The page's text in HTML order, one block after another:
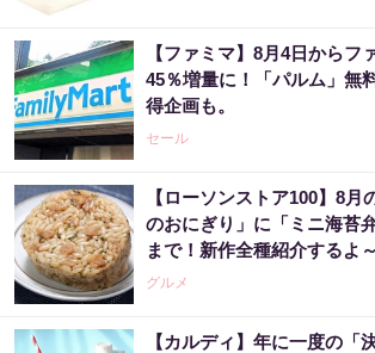
【ファミマ】8月4日からフ
45％増量に！「パルム」無
得企画も。
セール
【ローソンストア100】8月
のおにぎり」に「ミニ海苔
まで！新作全種紹介するよ～
グルメ
【カルディ】年に一度の「